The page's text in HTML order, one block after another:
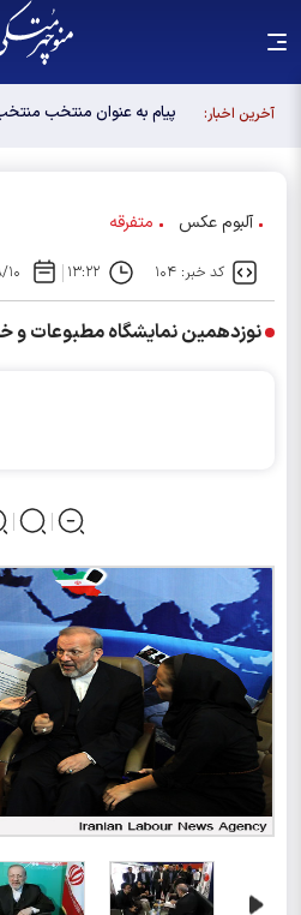
آخرین اخبار:
پیام به عنوان منتخب
آلبوم عکس متفرقه
کد خبر: ۱۰۴ ۱۳:۲۲
نوزدهمین نمایشگاه مطبوعات و